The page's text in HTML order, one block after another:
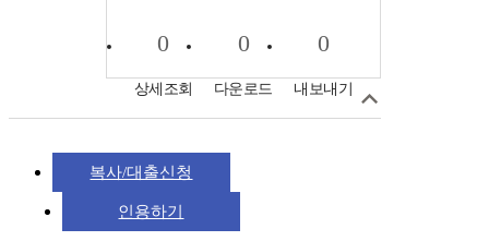
0
상세조회
0
다운로드
0
내보내기
복사/대출신청
인용하기